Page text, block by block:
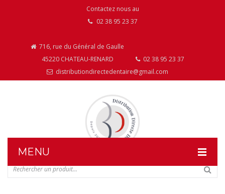
Contactez nous au
02 38 95 23 37
716, rue du Général de Gaulle
45220 CHATEAU-RENARD
02 38 95 23 37
distributiondirectedentaire@gmail.com
MENU